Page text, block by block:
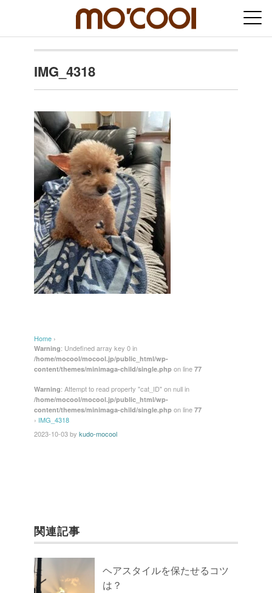
IMG_4318
Home ›
Warning: Undefined array key 0 in
/home/mocool/mocool.jp/public_html/wp-
content/themes/minimaga-child/single.php on line 77
Warning: Attempt to read property "cat_ID" on null in
/home/mocool/mocool.jp/public_html/wp-
content/themes/minimaga-child/single.php on line 77
› IMG_4318
2023-10-03by kudo-mocool
関連記事
ヘアスタイルを保たせるコツ
は？